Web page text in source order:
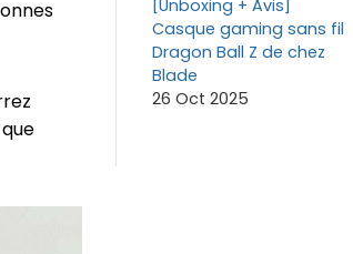
[Unboxing + Avis]
Casque gaming sans fil
Dragon Ball Z de chez
Blade
26 Oct 2025